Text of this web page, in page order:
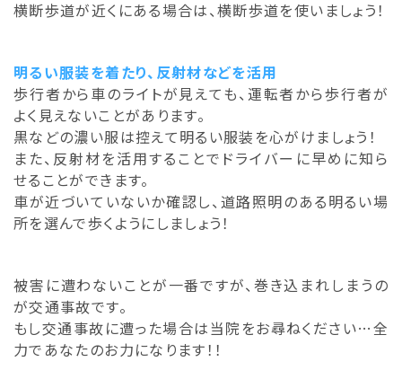
横断歩道が近くにある場合は、横断歩道を使いましょう！
明るい服装を着たり、反射材などを活用
歩行者から車のライトが見えても、運転者から歩行者が
よく見えないことがあります。
黒などの濃い服は控えて明るい服装を心がけましょう！
また、反射材を活用することでドライバーに早めに知ら
せることができます。
車が近づいていないか確認し、道路照明のある明るい場
所を選んで歩くようにしましょう！
被害に遭わないことが一番ですが、巻き込まれしまうの
が交通事故です。
もし交通事故に遭った場合は当院をお尋ねください…全
力であなたのお力になります！！